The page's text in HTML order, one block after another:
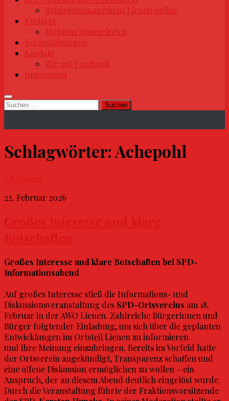
Ratsinfomanagement Lienen online
Kreistag
Matthias Himmelreich
Veranstaltungen
Kontakt
Wir auf Facebook
Impressum
Suchen
Schlagwörter:Achepohl
22. Februar 2026
Großes Interesse und klare Botschaften bei SPD-
Informationsabend
Auf großes Interesse stieß die Informations- und
Diskussionsveranstaltung des SPD-Ortsvereins am 18.
Februar in der AWO Lienen. Zahlreiche Bürgerinnen und
Bürger folgtender Einladung, um sich über die geplanten
Entwicklungen im Ortsteil Lienen zu informieren
und ihre Meinung einzubringen. Bereits im Vorfeld hatte
der Ortsverein angekündigt, Transparenz schaffen und
eine offene Diskussion ermöglichen zu wollen – ein
Anspruch, der an diesem Abend deutlich eingelöst wurde.
Durch die Veranstaltung führte der Fraktionsvorsitzende